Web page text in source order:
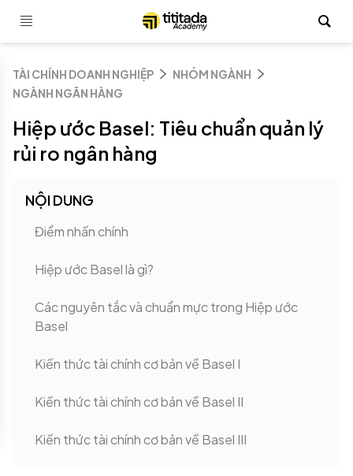
TÀI CHÍNH DOANH NGHIỆP
NHÓM NGÀNH
NGÀNH NGÂN HÀNG
Hiệp ước Basel: Tiêu chuẩn quản lý
rủi ro ngân hàng
NỘI DUNG
Điểm nhấn chính
Hiệp ước Basel là gì?
Các nguyên tắc và chuẩn mực trong Hiệp ước
Basel
Kiến thức tài chính cơ bản về Basel I
Kiến thức tài chính cơ bản về Basel II
Kiến thức tài chính cơ bản về Basel III